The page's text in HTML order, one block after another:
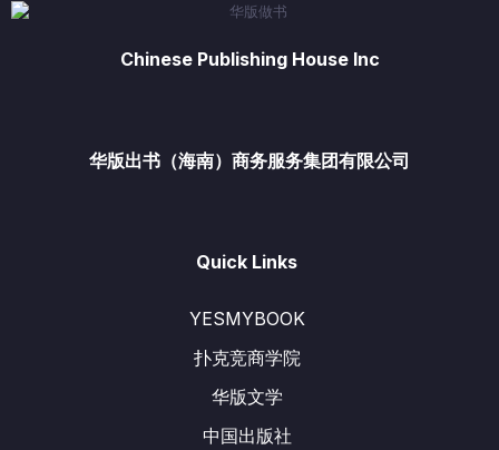
Chinese Publishing House Inc
华版出书（海南）商务服务集团有限公司
Quick Links
YESMYBOOK
扑克竞商学院
华版文学
中国出版社